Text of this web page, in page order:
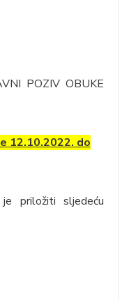
POZIV OBUKE
12.10.2022. do
priložiti sljedeću